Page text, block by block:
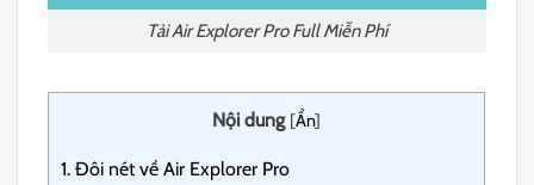
Tải Air Explorer Pro Full Miễn Phí
Nội dung [Ẩn]
1. Đôi nét về Air Explorer Pro